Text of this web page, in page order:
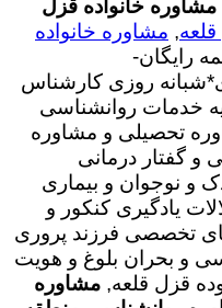
مشاوره خانواده قزل
, مشاوره خانواده
رایگان-
محمودی*شبانه روزی کارشناس
خدمات روانشناسی
تحصیلی و مشاوره
و گفتار درمانی
و نوجوان و بیماری
یادگیری کنکور و
تخصصی فرزند پروری
و بحران بلوغ و هویت
قزل قلعه, مشاوره